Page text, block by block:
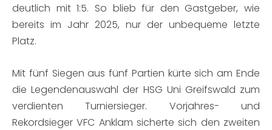
deutlich mit 1:5. So blieb für den Gastgeber, wie
bereits im Jahr 2025, nur der unbequeme letzte
Platz.
Mit fünf Siegen aus fünf Partien kürte sich am Ende
die Legendenauswahl der HSG Uni Greifswald zum
verdienten Turniersieger. Vorjahres- und
Rekordsieger VFC Anklam sicherte sich den zweiten